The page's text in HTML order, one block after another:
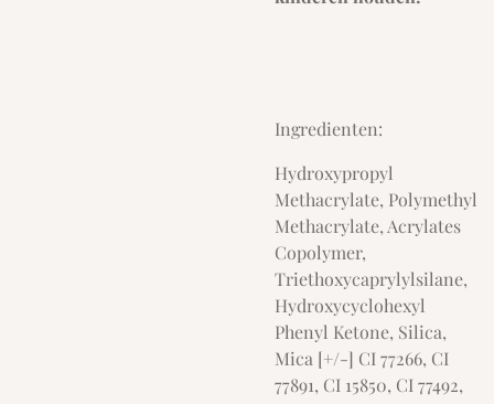
Ingredienten:
Hydroxypropyl
Methacrylate, Polymethyl
Methacrylate, Acrylates
Copolymer,
Triethoxycaprylylsilane,
Hydroxycyclohexyl
Phenyl Ketone, Silica,
Mica [+/-] CI 77266, CI
77891, CI 15850, CI 77492,